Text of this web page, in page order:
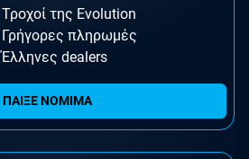
Τροχοί της Evolution
Γρήγορες πληρωμές
Έλληνες dealers
ΠΑΙΞΕ ΝΟΜΙΜΑ